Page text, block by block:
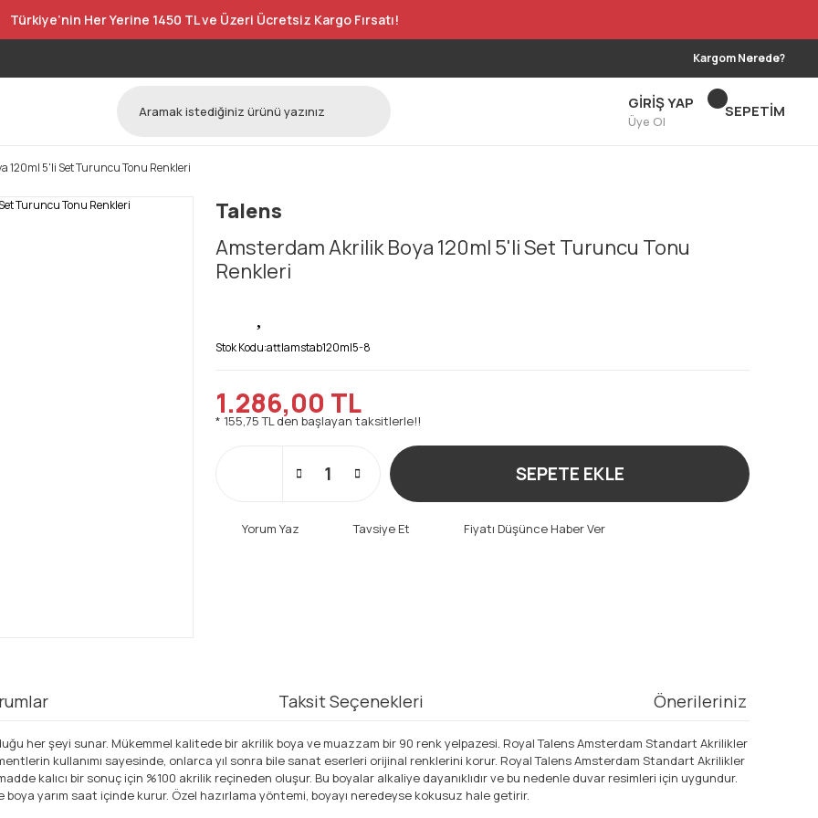
Türkiye’nin Her Yerine 1450 TL ve Üzeri Ücretsiz Kargo Fırsatı!
Kargom Nerede?
GİRİŞ YAP
Üye Ol
SEPETİM
120ml 5'li Set Turuncu Tonu Renkleri
Talens
Amsterdam Akrilik Boya 120ml 5'li Set Turuncu Tonu
Renkleri
Stok Kodu:attlamstab120ml5-8
1.286,00 TL
* 155,75 TL den başlayan taksitlerle!!
SEPETE EKLE
Yorum Yaz Tavsiye Et Fiyatı Düşünce Haber Ver
Taksit Seçenekleri Önerileriniz
her şeyi sunar. Mükemmel kalitede bir akrilik boya ve muazzam bir 90 renk yelpazesi. Royal Talens Amsterdam Standart Akrilikler
kullanımı sayesinde, onlarca yıl sonra bile sanat eserleri orijinal renklerini korur. Royal Talens Amsterdam Standart Akrilikler
kalıcı bir sonuç için %100 akrilik reçineden oluşur. Bu boyalar alkaliye dayanıklıdır ve bu nedenle duvar resimleri için uygundur.
yarım saat içinde kurur. Özel hazırlama yöntemi, boyayı neredeyse kokusuz hale getirir.